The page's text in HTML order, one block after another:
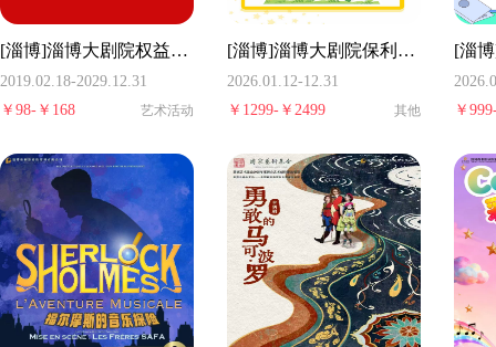
[淄博]淄博大剧院权益会员
2019.02.18-2029.12.31
￥ 98- ￥ 168 艺术活动
[淄博]淄博大剧院保利少儿合唱团新生报名
2026.01.12-12.31
￥ 1299- ￥ 2499 其他
￥